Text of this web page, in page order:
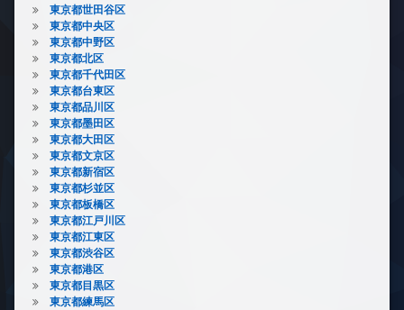
東京都世田谷区
東京都中央区
東京都中野区
東京都北区
東京都千代田区
東京都台東区
東京都品川区
東京都墨田区
東京都大田区
東京都文京区
東京都新宿区
東京都杉並区
東京都板橋区
東京都江戸川区
東京都江東区
東京都渋谷区
東京都港区
東京都目黒区
東京都練馬区